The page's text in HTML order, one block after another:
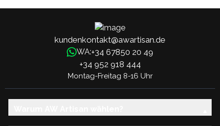
kundenkontakt@awartisan.de
WA:+34 67850 20 49
+34 952 918 444
Montag-Freitag 8-16 Uhr